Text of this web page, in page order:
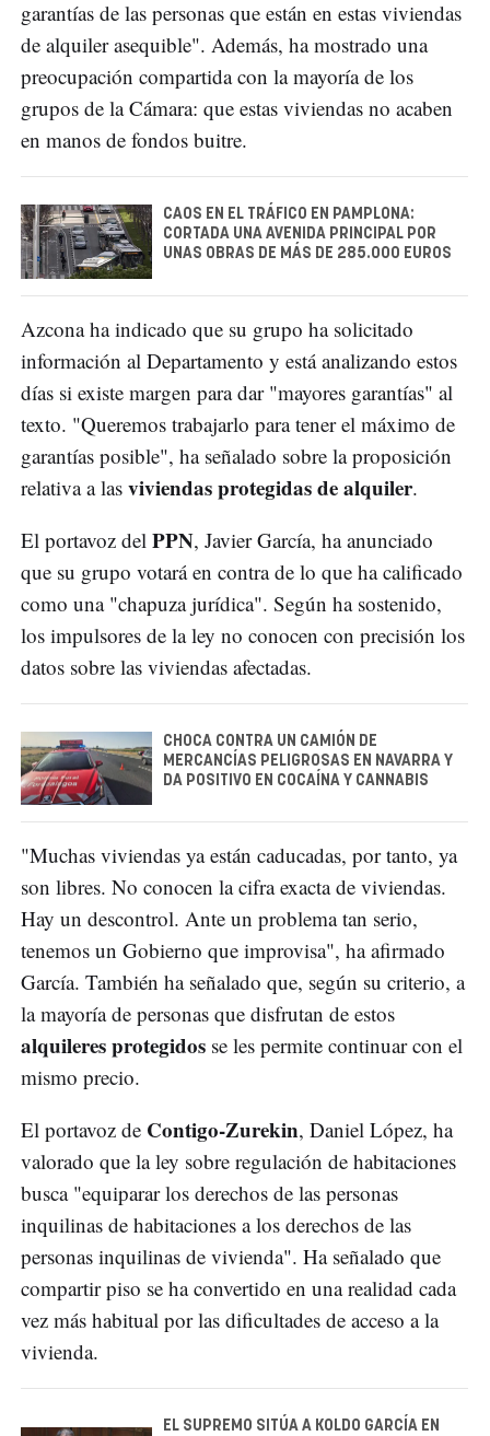
garantías de las personas que están en estas viviendas
de alquiler asequible". Además, ha mostrado una
preocupación compartida con la mayoría de los
grupos de la Cámara: que estas viviendas no acaben
en manos de fondos buitre.
CAOS EN EL TRÁFICO EN PAMPLONA:
CORTADA UNA AVENIDA PRINCIPAL POR
UNAS OBRAS DE MÁS DE 285.000 EUROS
Azcona ha indicado que su grupo ha solicitado
información al Departamento y está analizando estos
días si existe margen para dar "mayores garantías" al
texto. "Queremos trabajarlo para tener el máximo de
garantías posible", ha señalado sobre la proposición
relativa a las viviendas protegidas de alquiler.
El portavoz del PPN, Javier García, ha anunciado
que su grupo votará en contra de lo que ha calificado
como una "chapuza jurídica". Según ha sostenido,
los impulsores de la ley no conocen con precisión los
datos sobre las viviendas afectadas.
CHOCA CONTRA UN CAMIÓN DE
MERCANCÍAS PELIGROSAS EN NAVARRA Y
DA POSITIVO EN COCAÍNA Y CANNABIS
"Muchas viviendas ya están caducadas, por tanto, ya
son libres. No conocen la cifra exacta de viviendas.
Hay un descontrol. Ante un problema tan serio,
tenemos un Gobierno que improvisa", ha afirmado
García. También ha señalado que, según su criterio, a
la mayoría de personas que disfrutan de estos
alquileres protegidos se les permite continuar con el
mismo precio.
El portavoz de Contigo-Zurekin, Daniel López, ha
valorado que la ley sobre regulación de habitaciones
busca "equiparar los derechos de las personas
inquilinas de habitaciones a los derechos de las
personas inquilinas de vivienda". Ha señalado que
compartir piso se ha convertido en una realidad cada
vez más habitual por las dificultades de acceso a la
vivienda.
EL SUPREMO SITÚA A KOLDO GARCÍA EN